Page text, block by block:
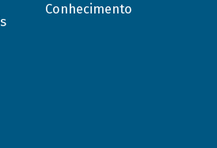
Conhecimento